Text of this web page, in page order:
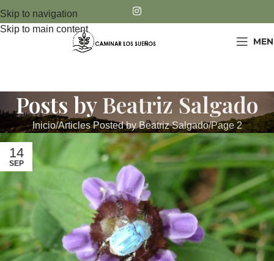
Skip to navigation
Skip to main content
Posts byBeatriz Salgado
Inicio Articles Posted by Beatriz Salgado Page 2
14
SEP